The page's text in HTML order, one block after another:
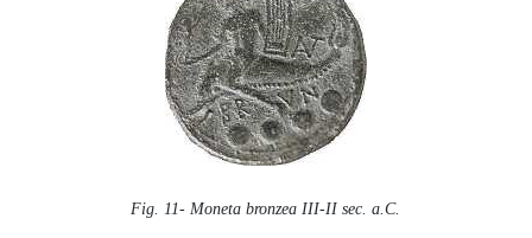
Fig. 11- Moneta bronzea III-II sec. a.C.